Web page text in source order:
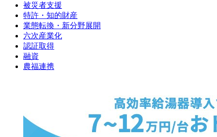
被災者支援
特許・知的財産
業態転換・新分野展開
六次産業化
認証取得
融資
農福連携